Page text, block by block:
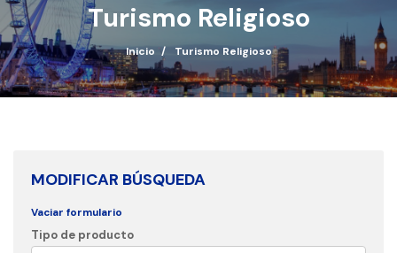
Turismo Religioso
Inicio Turismo Religioso
MODIFICAR BÚSQUEDA
Vaciar formulario
Tipo de producto